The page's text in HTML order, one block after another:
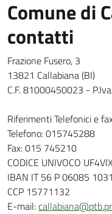
Comune di
contatti
Frazione Fusero, 3
13821 Callabiana (BI)
C.F. 81000450023 -
Riferimenti Telefonici e
Telefono: 015745288
Fax: 015 745210
CODICE UNIVOCO
IBAN IT 56 P 06085
CCP 15771132
E-mail: